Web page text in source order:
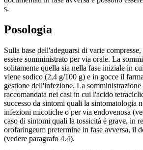
s.
Posologia
Sulla base dell'adeguarsi di varie
essere somministrato per via orale. La
solitamente quella sia nella fase iniziale in
viene sodico (2,4 g/100 g) e in gocce il
gestione dell'infezione. La somministrazione
raccomandata nei casi in cui l'acido
successo da sintomi quali la sintomatologia
infezioni micotiche o per via endovenosa
caso di sintomi quali la tossicità è grave, in
orofaringeum pretermine in fase avversa, il
(vedere paragrafo 4.4).